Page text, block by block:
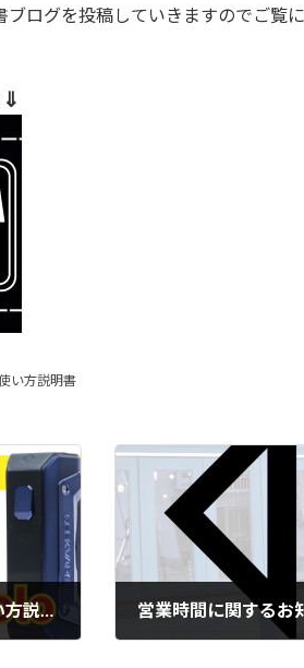
ログを投稿していきますのでご覧
⇓
い方説明書
【初心者の方必見】VAPE本体の使い方説明書~S 100編~ 営業時間に関するお